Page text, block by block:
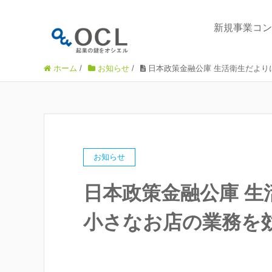
新規事業コ
ホーム / お知らせ / 日本政策金融公庫 生活衛生だよ
お知らせ
日本政策金融公庫
小さなお店の業務を